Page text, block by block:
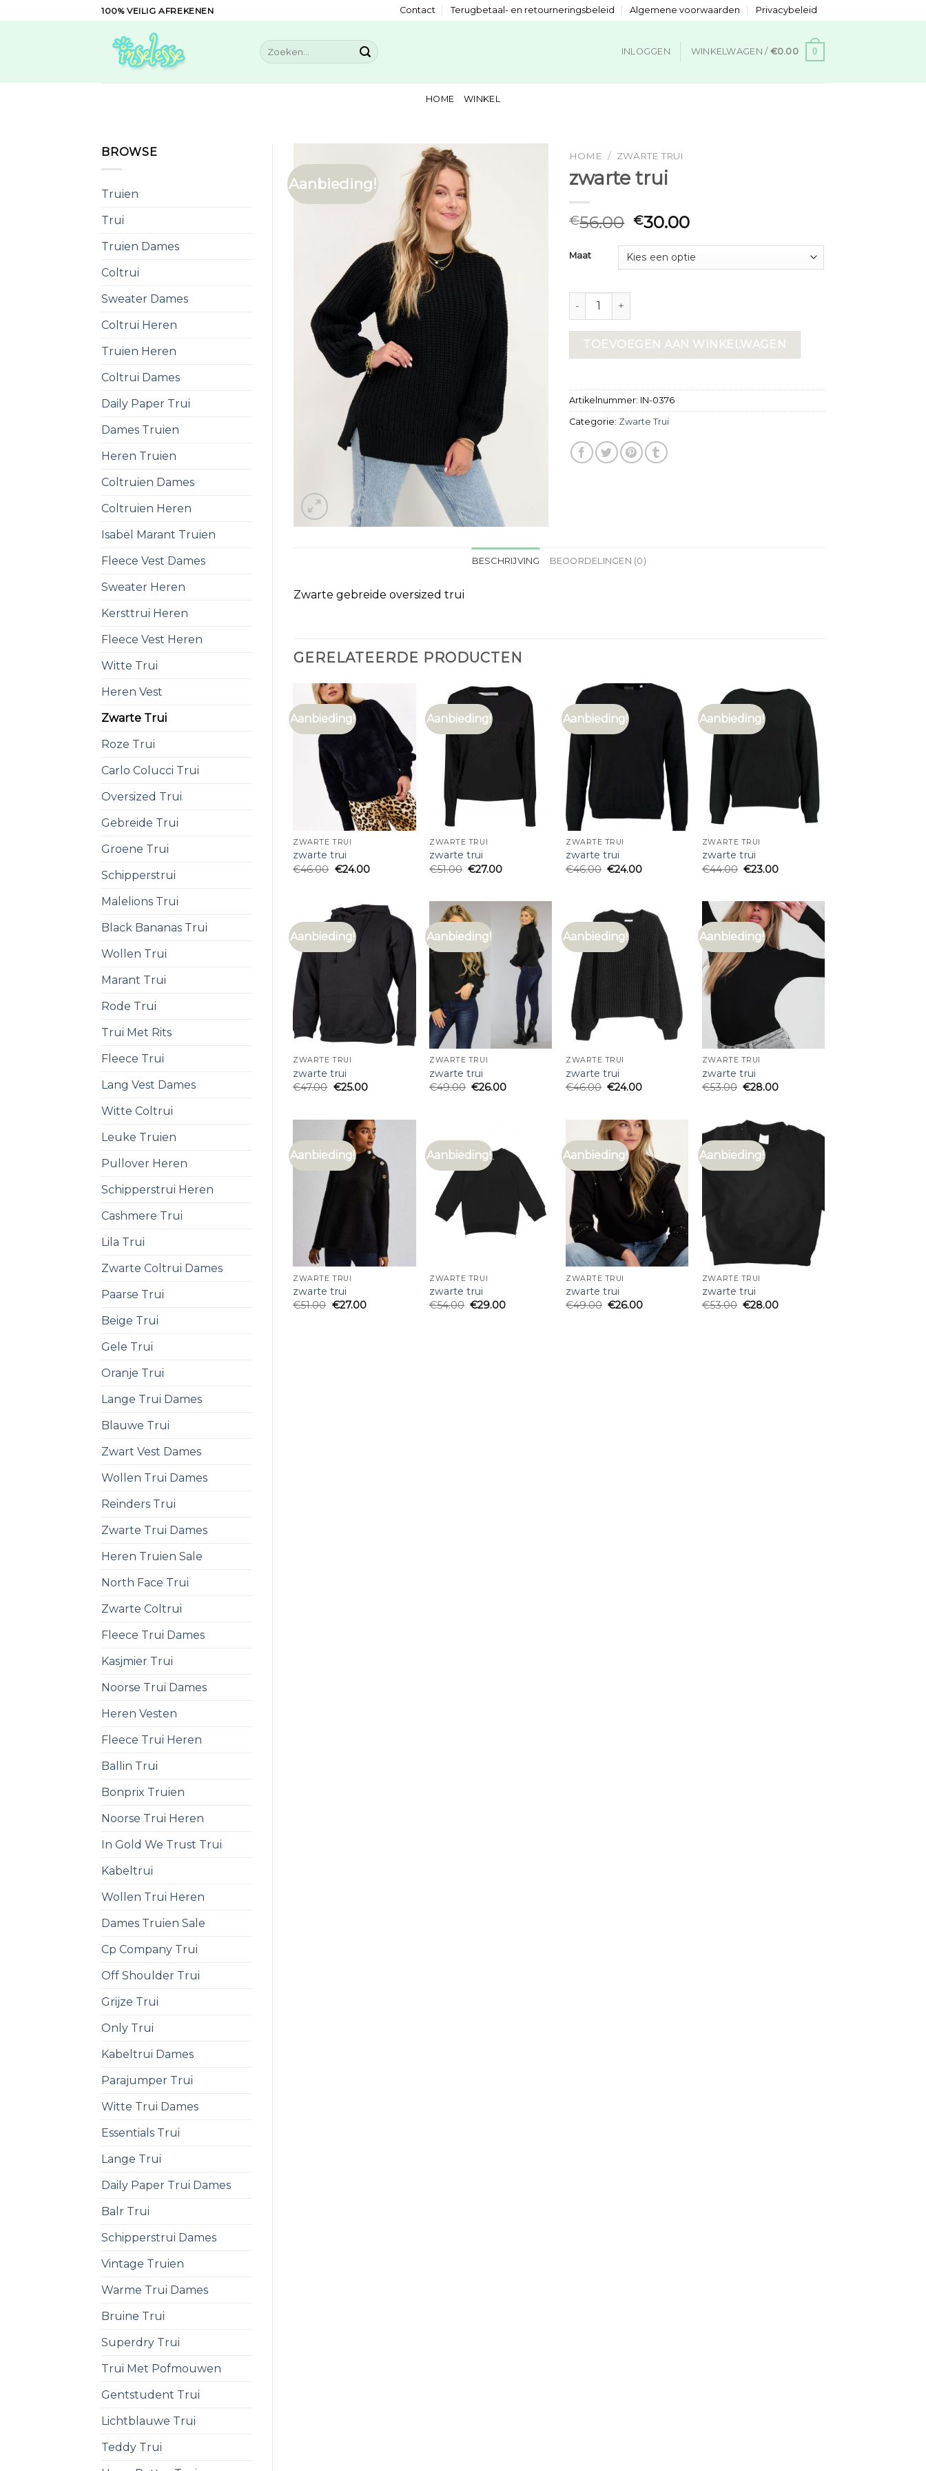
to
100% VEILIG AFREKENEN Contact Terugbetaal- en retourneringsbeleid Algemene voorwaarden Privacybeleid
Zoeken
naar:
INLOGGEN WINKELWAGEN / €0.00 0
HOME WINKEL
BROWSE
Truien
Trui
Truien Dames
Coltrui
Sweater Dames
Coltrui Heren
Truien Heren
Coltrui Dames
Daily Paper Trui
Dames Truien
Heren Truien
Coltruien Dames
Coltruien Heren
Isabel Marant Truien
Fleece Vest Dames
Sweater Heren
Kersttrui Heren
Fleece Vest Heren
Witte Trui
Heren Vest
Zwarte Trui
Roze Trui
Carlo Colucci Trui
Oversized Trui
Gebreide Trui
Groene Trui
Schipperstrui
Malelions Trui
Black Bananas Trui
Wollen Trui
Marant Trui
Rode Trui
Trui Met Rits
Fleece Trui
Lang Vest Dames
Witte Coltrui
Leuke Truien
Pullover Heren
Schipperstrui Heren
Cashmere Trui
Lila Trui
Zwarte Coltrui Dames
Paarse Trui
Beige Trui
Gele Trui
Oranje Trui
Lange Trui Dames
Blauwe Trui
Zwart Vest Dames
Wollen Trui Dames
Reinders Trui
Zwarte Trui Dames
Heren Truien Sale
North Face Trui
Zwarte Coltrui
Fleece Trui Dames
Kasjmier Trui
Noorse Trui Dames
Heren Vesten
Fleece Trui Heren
Ballin Trui
Bonprix Truien
Noorse Trui Heren
In Gold We Trust Trui
Kabeltrui
Wollen Trui Heren
Dames Truien Sale
Cp Company Trui
Off Shoulder Trui
Grijze Trui
Only Trui
Kabeltrui Dames
Parajumper Trui
Witte Trui Dames
Essentials Trui
Lange Trui
Daily Paper Trui Dames
Balr Trui
Schipperstrui Dames
Vintage Truien
Warme Trui Dames
Bruine Trui
Superdry Trui
Trui Met Pofmouwen
Gentstudent Trui
Lichtblauwe Trui
Teddy Trui
Aanbieding!
HOME / ZWARTE TRUI
zwarte trui
€56.00 €30.00
Maat
zwarte trui aantal
TOEVOEGEN AAN WINKELWAGEN
Artikelnummer: IN-0376
Categorie: Zwarte Trui
BESCHRIJVING BEOORDELINGEN (0)
Zwarte gebreide oversized trui
GERELATEERDE PRODUCTEN
Aanbieding!
ZWARTE TRUI
zwarte trui
€46.00 €24.00
Aanbieding!
ZWARTE TRUI
zwarte trui
€51.00 €27.00
Aanbieding!
ZWARTE TRUI
zwarte trui
€46.00 €24.00
Aanbieding!
ZWARTE TRUI
zwarte trui
€44.00 €23.00
Aanbieding!
ZWARTE TRUI
zwarte trui
€47.00 €25.00
Aanbieding!
ZWARTE TRUI
zwarte trui
€49.00 €26.00
Aanbieding!
ZWARTE TRUI
zwarte trui
€46.00 €24.00
Aanbieding!
ZWARTE TRUI
zwarte trui
€53.00 €28.00
Aanbieding!
ZWARTE TRUI
zwarte trui
€51.00 €27.00
Aanbieding!
ZWARTE TRUI
zwarte trui
€54.00 €29.00
Aanbieding!
ZWARTE TRUI
zwarte trui
€49.00 €26.00
Aanbieding!
ZWARTE TRUI
zwarte trui
€53.00 €28.00